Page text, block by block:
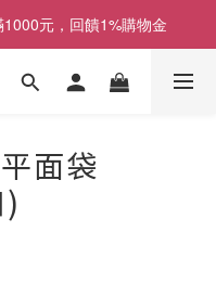
元，回饋1%購物金
元，回饋1%購物金
免運費優惠
元，回饋1%購物金
面袋